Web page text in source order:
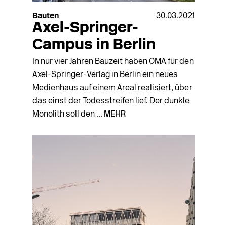
Bauten 30.03.2021
Axel-Springer-
Campus in Berlin
In nur vier Jahren Bauzeit haben OMA für den
Axel-Springer-Verlag in Berlin ein neues
Medienhaus auf einem Areal realisiert, über
das einst der Todesstreifen lief. Der dunkle
Monolith soll den ... MEHR